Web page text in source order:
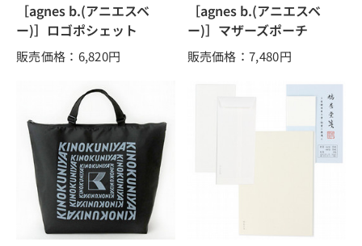
［agnes b.(アニエスベ
ー)］ロゴポシェット
販売価格：6,820円
［agnes b.(アニエスベ
ー)］マザーズポーチ
販売価格：7,480円